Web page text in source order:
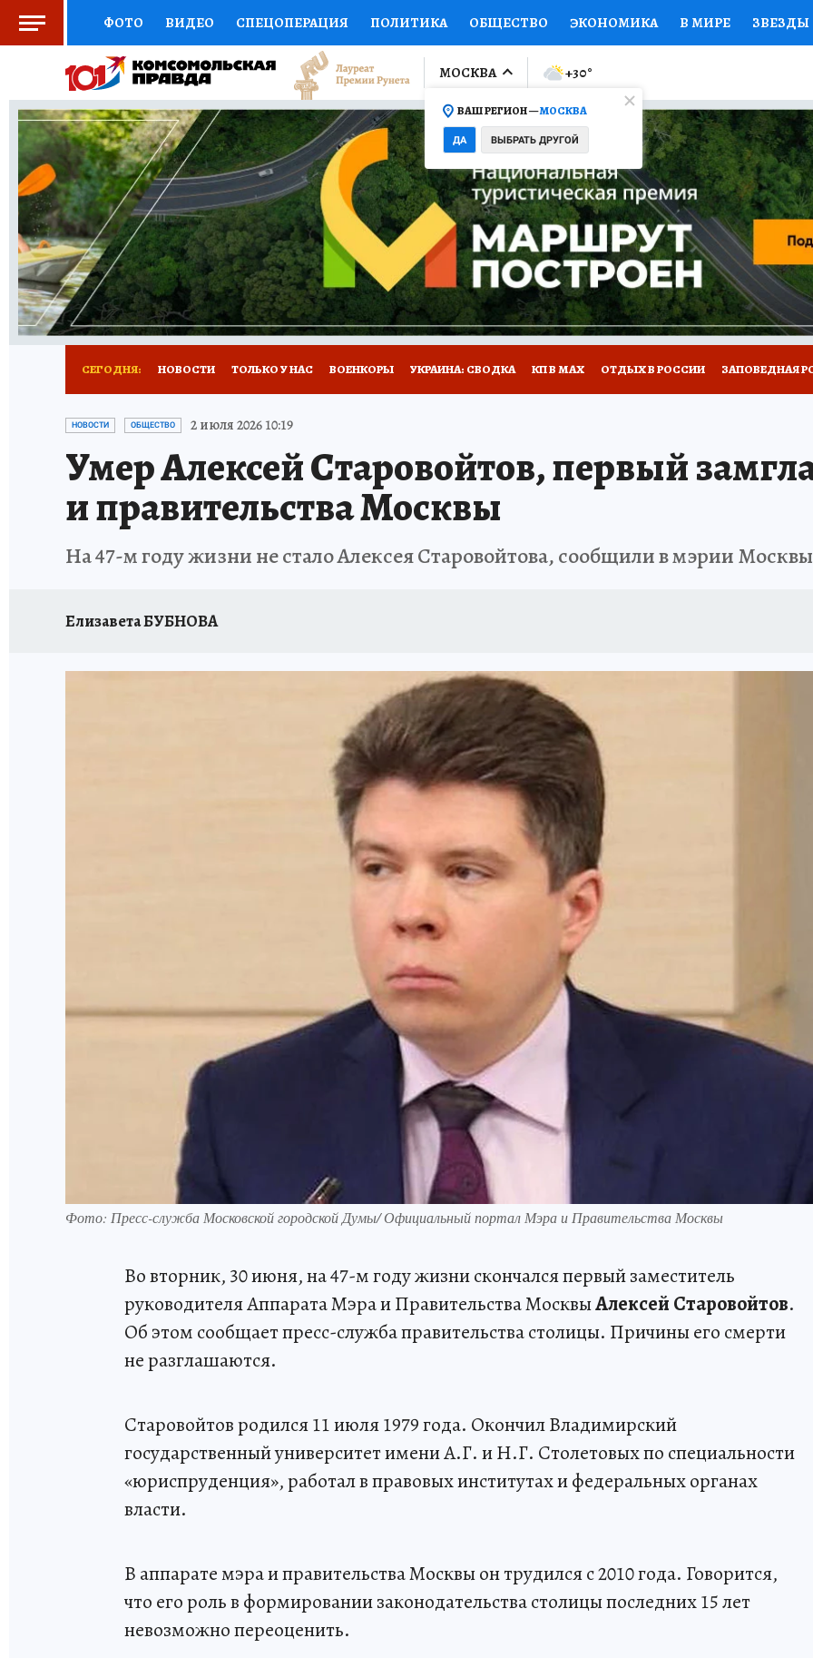
ФОТО ВИДЕО СПЕЦОПЕРАЦИЯ ПОЛИТИКА ОБЩЕСТВО ЭКОНОМИКА В МИРЕ ЗВЕЗДЫ
СОЦПОДДЕРЖКА НАУКА СПОРТ КОЛУМНИСТЫ ПРОИСШЕСТВИЯ НАЦИОНАЛЬНЫЕ
ВЫБОР ЭКСПЕРТОВ ДОКТОР ФИНАНСЫ ОТКРЫВАЕМ МИР Я ЗНАЮ СЕМЬЯ ЖЕНСКИЕ
КНИЖНАЯ ПОЛКА ПРОГНОЗЫ НА СПОРТ ПРОМОКОДЫ СЕРИАЛЫ СПЕЦПРОЕКТЫ
ПРЕСС-ЦЕНТР НЕДВИЖИМОСТЬ ТЕЛЕВИЗОР КОЛЛЕКЦИИ КОНКУРСЫ РАБОТА У НАС
РАДИО КП РЕКЛАМА ТЕСТЫ НОВОЕ НА САЙТЕ
МОСКВА
ВАШ РЕГИОН —МОСКВА
ДА ВЫБРАТЬ ДРУГОЙ
+30°
СЕГОДНЯ: НОВОСТИ ТОЛЬКО У НАС ВОЕНКОРЫ УКРАИНА: СВОДКА КП В МАХ ОТДЫХ В РОССИИ ЗАПОВЕДНАЯ
ИСПЫТАНО НА СЕБЕ
НОВОСТИ ОБЩЕСТВО 2 июля 2026 10:19
Умер Алексей Старовойтов, первый
и правительства Москвы
На 47-м году жизни не стало Алексея Старовойтова, сообщили в мэрии Москвы
Елизавета БУБНОВА
Фото: Пресс-служба Московской городской Думы/ Официальный портал Мэра и Правительства Москвы
Во вторник, 30 июня, на 47-м году жизни скончался первый заместитель
руководителя Аппарата Мэра и Правительства МосквыАлексей Старовойтов.
Об этом сообщает пресс-служба правительства столицы. Причины его смерти
не разглашаются.
Старовойтов родился 11 июля 1979 года. Окончил Владимирский
государственный университет имени А.Г. и Н.Г. Столетовых по специальности
«юриспруденция», работал в правовых институтах и федеральных органах
власти.
В аппарате мэра и правительства Москвы он трудился с 2010 года. Говорится,
что его роль в формировании законодательства столицы последних 15 лет
невозможно переоценить.